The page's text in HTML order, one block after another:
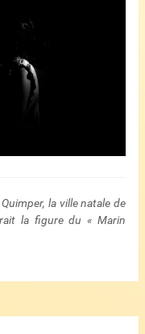
la ville natale de
la figure du « Marin